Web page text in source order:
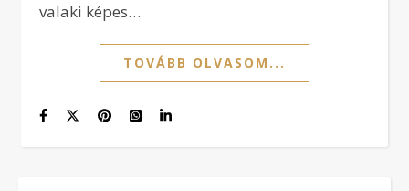
valaki képes…
TOVÁBB OLVASOM...